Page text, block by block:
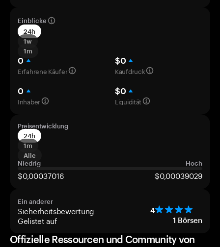
Einblicke
24h
1w
1m
0
Erfahrene Käufer
$0
Kaufdruck
0
Inhaber
$0
Liquidität
Preisentwicklung
24h
1m
Alle
Niedrig
Hoch
$0,00037016 $0,00039029
Ein anderer
Sicherheitsbewertung 4
Gelistet auf 1 Börsen
Offizielle Ressourcen und Community von